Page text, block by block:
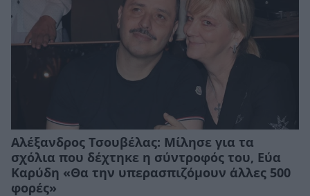
Αλέξανδρος Τσουβέλας: Μίλησε για τα
σχόλια που δέχτηκε η σύντροφός του, Εύα
Καρύδη «Θα την υπερασπιζόμουν άλλες 500
φορές»